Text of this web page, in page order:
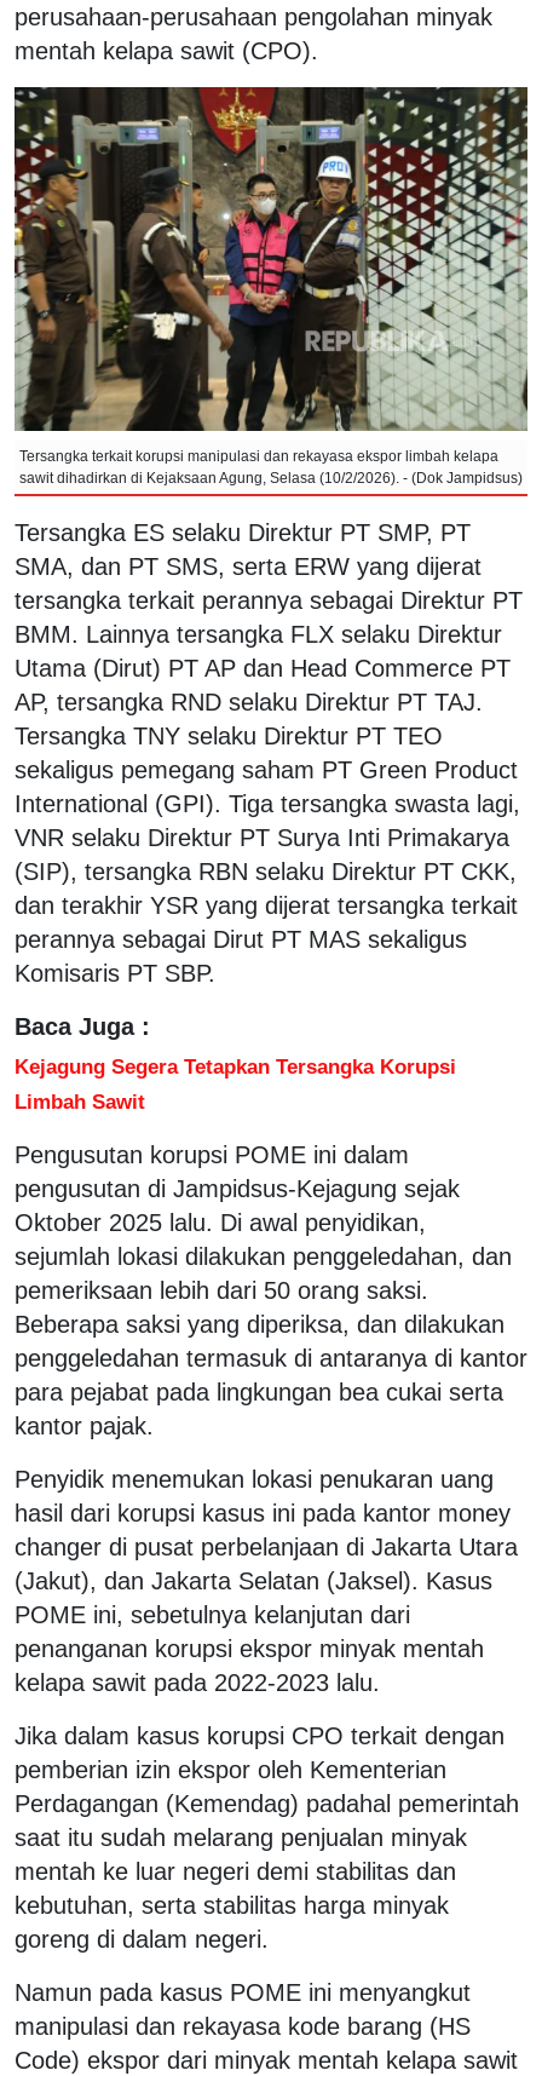
perusahaan-perusahaan pengolahan minyak
mentah kelapa sawit (CPO).
Tersangka terkait korupsi manipulasi dan rekayasa ekspor limbah kelapa
sawit dihadirkan di Kejaksaan Agung, Selasa (10/2/2026). - (Dok Jampidsus)
Tersangka ES selaku Direktur PT SMP, PT
SMA, dan PT SMS, serta ERW yang dijerat
tersangka terkait perannya sebagai Direktur PT
BMM. Lainnya tersangka FLX selaku Direktur
Utama (Dirut) PT AP dan Head Commerce PT
AP, tersangka RND selaku Direktur PT TAJ.
Tersangka TNY selaku Direktur PT TEO
sekaligus pemegang saham PT Green Product
International (GPI). Tiga tersangka swasta lagi,
VNR selaku Direktur PT Surya Inti Primakarya
(SIP), tersangka RBN selaku Direktur PT CKK,
dan terakhir YSR yang dijerat tersangka terkait
perannya sebagai Dirut PT MAS sekaligus
Komisaris PT SBP.
Baca Juga :
Kejagung Segera Tetapkan Tersangka Korupsi
Limbah Sawit
Pengusutan korupsi POME ini dalam
pengusutan di Jampidsus-Kejagung sejak
Oktober 2025 lalu. Di awal penyidikan,
sejumlah lokasi dilakukan penggeledahan, dan
pemeriksaan lebih dari 50 orang saksi.
Beberapa saksi yang diperiksa, dan dilakukan
penggeledahan termasuk di antaranya di kantor
para pejabat pada lingkungan bea cukai serta
kantor pajak.
Penyidik menemukan lokasi penukaran uang
hasil dari korupsi kasus ini pada kantor money
changer di pusat perbelanjaan di Jakarta Utara
(Jakut), dan Jakarta Selatan (Jaksel). Kasus
POME ini, sebetulnya kelanjutan dari
penanganan korupsi ekspor minyak mentah
kelapa sawit pada 2022-2023 lalu.
Jika dalam kasus korupsi CPO terkait dengan
pemberian izin ekspor oleh Kementerian
Perdagangan (Kemendag) padahal pemerintah
saat itu sudah melarang penjualan minyak
mentah ke luar negeri demi stabilitas dan
kebutuhan, serta stabilitas harga minyak
goreng di dalam negeri.
Namun pada kasus POME ini menyangkut
manipulasi dan rekayasa kode barang (HS
Code) ekspor dari minyak mentah kelapa sawit